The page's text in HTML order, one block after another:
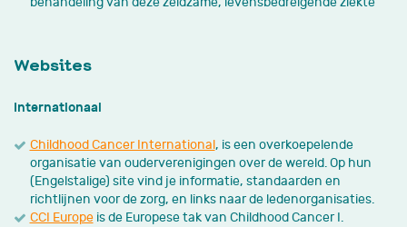
Websites
Internationaal
Childhood Cancer International, is een overkoepelende
organisatie van ouderverenigingen over de wereld. Op hun
(Engelstalige) site vind je informatie, standaarden en
richtlijnen voor de zorg, en links naar de ledenorganisaties.
CCI Europeis de Europese tak van Childhood Cancer I.